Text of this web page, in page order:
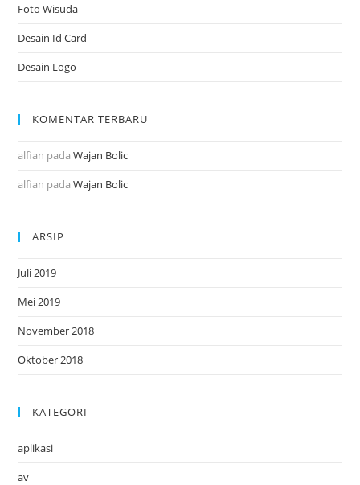
Foto Wisuda
Desain Id Card
Desain Logo
KOMENTAR TERBARU
alfian padaWajan Bolic
alfian padaWajan Bolic
ARSIP
Juli 2019
Mei 2019
November 2018
Oktober 2018
KATEGORI
aplikasi
av